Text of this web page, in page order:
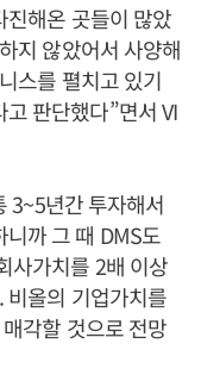
해온 곳들이 많았
지 않았어서 사양해
스를 펼치고 있기
판단했다”면서 VI
3~5년간 투자해서
까 그 때 DMS도
사가치를 2배 이상
비올의 기업가치를
각할 것으로 전망